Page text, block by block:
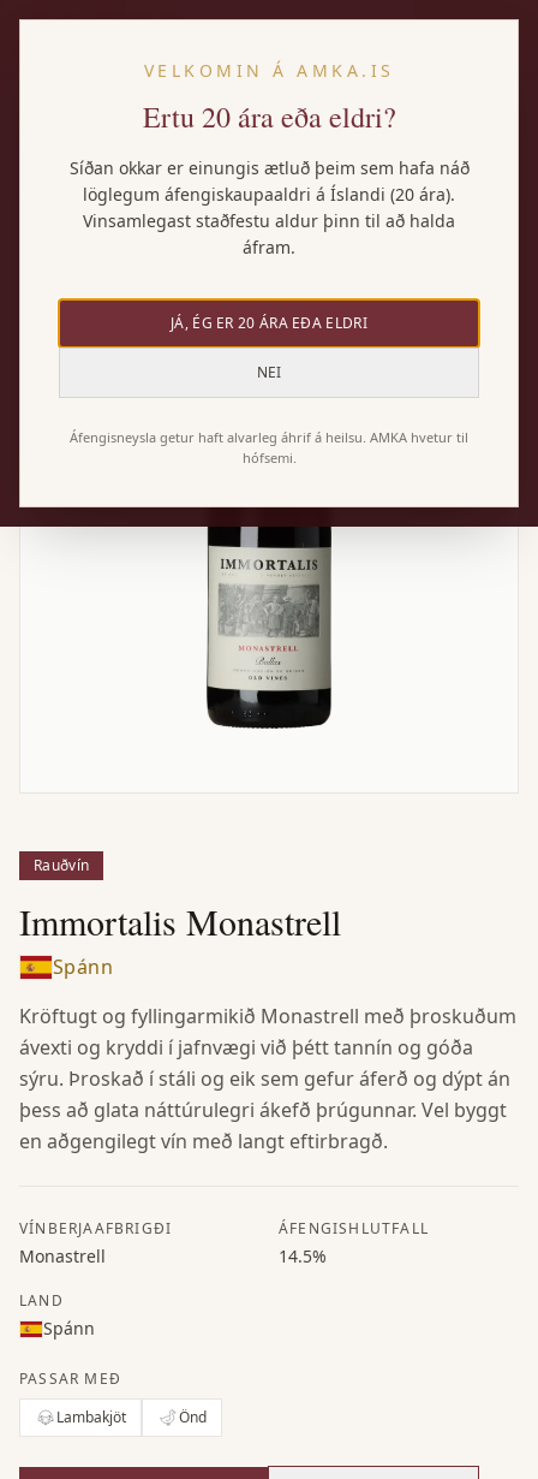
Rauðvín
Immortalis Monastrell
Spánn
Kröftugt og fyllingarmikið Monastrell með þroskuðum
ávexti og kryddi í jafnvægi við þétt tannín og góða
sýru. Þroskað í stáli og eik sem gefur áferð og dýpt án
þess að glata náttúrulegri ákefð þrúgunnar. Vel byggt
en aðgengilegt vín með langt eftirbragð.
VÍNBERJAAFBRIGÐI
Monastrell
ÁFENGISHLUTFALL
14.5%
LAND
Spánn
PASSAR MEÐ
Lambakjöt
Önd
VELKOMIN Á AMKA.IS
Ertu 20 ára eða eldri?
Síðan okkar er einungis ætluð þeim sem hafa náð
löglegum áfengiskaupaaldri á Íslandi (20 ára).
Vinsamlegast staðfestu aldur þinn til að halda
áfram.
JÁ, ÉG ER 20 ÁRA EÐA ELDRI
NEI
Áfengisneysla getur haft alvarleg áhrif á heilsu. AMKA hvetur til
hófsemi.